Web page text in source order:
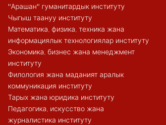
"Арашан" гуманитардык институту
Чыгыш таануу институту
Математика, физика, техника жана
информациялык технологиялар институту
Экономика, бизнес жана менеджмент
институту
Филология жана маданият аралык
коммуникация институту
Тарых жана юридика институту
Педагогика, искусство жана
журналистика институту